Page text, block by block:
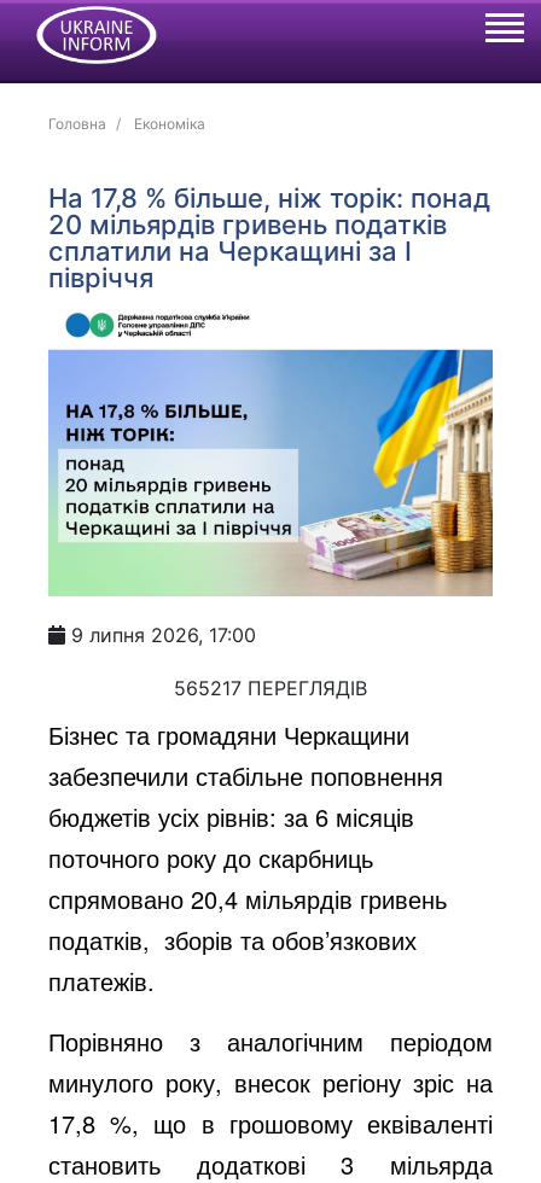
Головна Економіка
На 17,8 % більше, ніж торік: понад
20 мільярдів гривень податків
сплатили на Черкащині за І
півріччя
9 липня 2026, 17:00
565217 ПЕРЕГЛЯДІВ
Бізнес та громадяни Черкащини
забезпечили стабільне поповнення
бюджетів усіх рівнів: за 6 місяців
поточного року до скарбниць
спрямовано 20,4 мільярдів гривень
податків, зборів та обов’язкових
платежів.
Порівняно з аналогічним періодом
минулого року, внесок регіону зріс на
17,8 %, що в грошовому еквіваленті
становить додаткові 3 мільярда